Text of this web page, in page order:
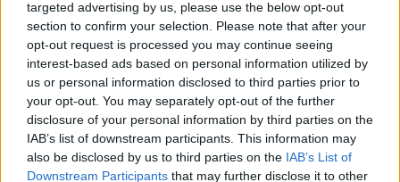
targeted advertising by us, please use the below opt-out
section to confirm your selection. Please note that after your
opt-out request is processed you may continue seeing
interest-based ads based on personal information utilized by
us or personal information disclosed to third parties prior to
your opt-out. You may separately opt-out of the further
disclosure of your personal information by third parties on the
IAB’s list of downstream participants. This information may
also be disclosed by us to third parties on the IAB’s List of
Downstream Participants that may further disclose it to other
τραυματίες έχει οδηγηθεί σε σοβαρή κατάσταση
στο Τζάνειο νοσοκομείο.
Από θαύμα την ώρα που το αυτοκίνητο
απογειώθηκε κυριολεκτικά από το ρεύμα καθόδου
στο ρεύμα ανόδου, δεν κινούνταν άλλο όχημα στην
άνοδο του Κηφισού. Εξαιτίας του τροχαίου και για